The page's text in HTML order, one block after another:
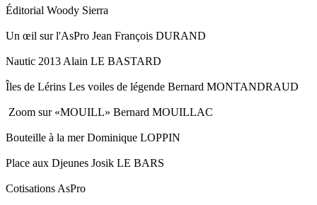
Éditorial Woody Sierra
Un œil sur l'AsPro Jean François DURAND
Nautic 2013 Alain LE BASTARD
Îles de Lérins Les voiles de légende Bernard MONTANDRAUD
Zoom sur «MOUILL» Bernard MOUILLAC
Bouteille à la mer Dominique LOPPIN
Place aux Djeunes Josik LE BARS
Cotisations AsPro